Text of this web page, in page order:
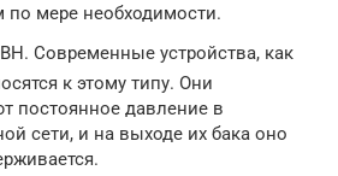
мере необходимости.
Современные устройства, как
к этому типу. Они
постоянное давление в
сети, и на выходе их бака оно